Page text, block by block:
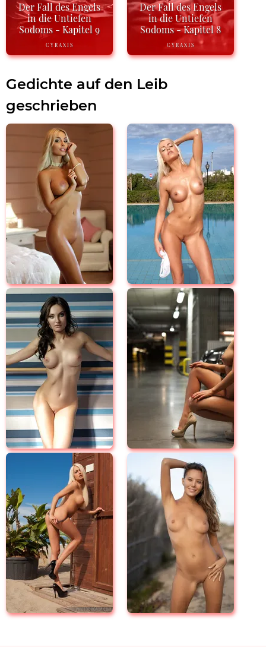
Der Fall des Engels
in die Untiefen
Sodoms - Kapitel 9
CYRAXIS
Der Fall des Engels
in die Untiefen
Sodoms - Kapitel 8
CYRAXIS
Gedichte auf den Leib
geschrieben